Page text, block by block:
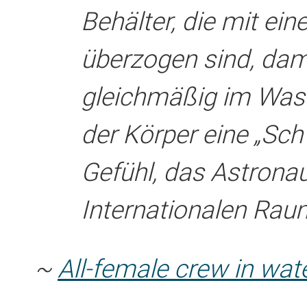
Behälter, die mit
überzogen sind,
gleichmäßig im
der Körper eine
Gefühl, das
Internationalen
~All-female crew in